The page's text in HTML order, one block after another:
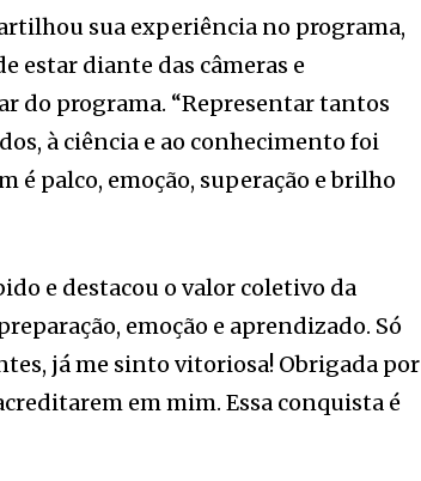
sua experiência no programa,
estar diante das câmeras e
do programa. “Representar tantos
à ciência e ao conhecimento foi
é palco, emoção, superação e brilho
e destacou o valor coletivo da
emoção e aprendizado. Só
já me sinto vitoriosa! Obrigada por
em mim. Essa conquista é